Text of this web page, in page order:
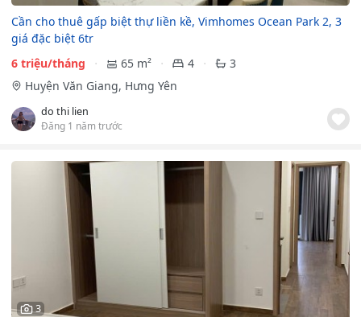
Cần cho thuê gấp biệt thự liền kề, Vimhomes Ocean Park 2, 3
giá đặc biệt 6tr
6 triệu/tháng
65 m² 4
3
Huyện Văn Giang, Hưng Yên
do thi lien
Đăng 1 năm trước
3